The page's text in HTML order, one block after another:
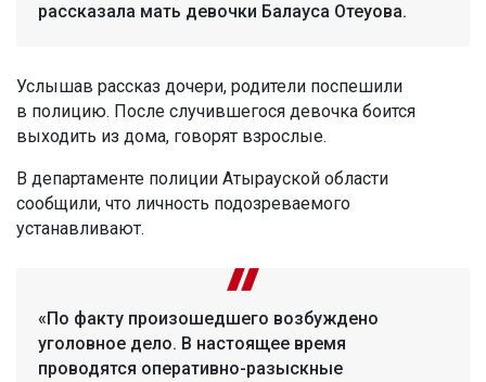
рассказала мать девочки Балауса Отеуова.
Услышав рассказ дочери, родители поспешили
в полицию. После случившегося девочка боится
выходить из дома, говорят взрослые.
В департаменте полиции Атырауской области
сообщили, что личность подозреваемого
устанавливают.
«По факту произошедшего возбуждено
уголовное дело. В настоящее время
проводятся оперативно-разыскные